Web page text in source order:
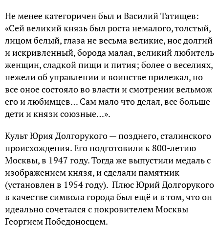
Не менее категоричен был и Василий Татищев:
«Сей великий князь был роста немалого, толстый,
лицом белый, глаза не весьма великие, нос долгий
и искривленный, борода малая, великий любитель
женщин, сладкой пищи и пития; более о веселиях,
нежели об управлении и воинстве прилежал, но
все оное состояло во власти и смотрении вельмож
его и любимцев… Сам мало что делал, все больше
дети и князи союзные…».
Культ Юрия Долгорукого — позднего, сталинского
происхождения. Его подготовили к 800-летию
Москвы, в 1947 году. Тогда же выпустили медаль с
изображением князя, и сделали памятник
(установлен в 1954 году). Плюс Юрий Долгорукого
в качестве символа города был ещё и в том, что он
идеально сочетался с покровителем Москвы
Георгием Победоносцем.